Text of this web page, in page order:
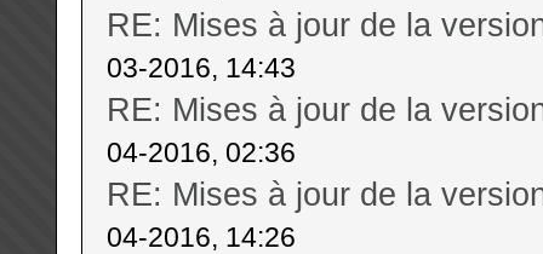
RE: Mises à jour de la
03-2016, 14:43
RE: Mises à jour de la
04-2016, 02:36
RE: Mises à jour de la
04-2016, 14:26